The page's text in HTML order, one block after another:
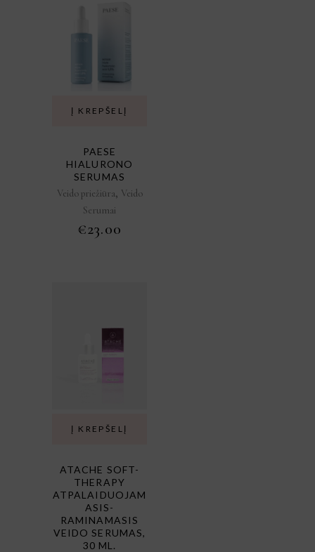
Į KREPŠELĮ
PAESE
HIALURONO
SERUMAS
Veido priežiūra, Veido
Serumai
€23.00
Į KREPŠELĮ
ATACHE SOFT-
THERAPY
ATPALAIDUOJAM
ASIS-
RAMINAMASIS
VEIDO SERUMAS,
30 ML.